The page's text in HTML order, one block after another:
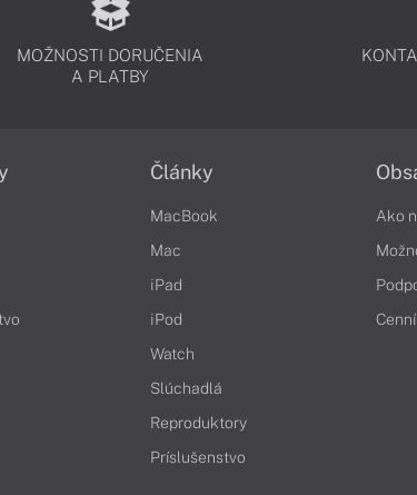
MOŽNOSTI DORUČENIA
A PLATBY
Články
MacBook
Mac
iPad
iPod
Watch
Slúchadlá
Reproduktory
Príslušenstvo
Ako